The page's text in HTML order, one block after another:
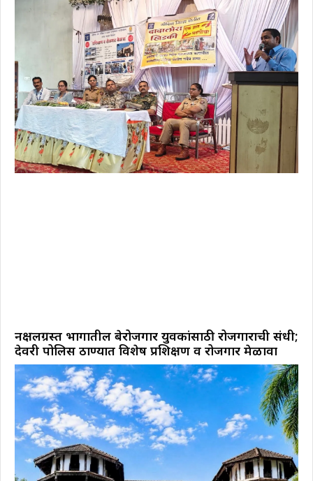
नक्षलग्रस्त भागातील बेरोजगार युवकांसाठी रोजगाराची संधी;
देवरी पोलिस ठाण्यात विशेष प्रशिक्षण व रोजगार मेळावा